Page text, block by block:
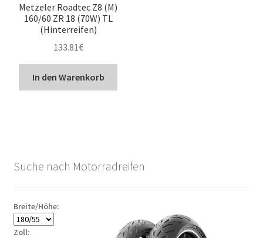
Metzeler Roadtec Z8 (M)
160/60 ZR 18 (70W) TL
(Hinterreifen)
133.81€
In den Warenkorb
Suche nach Motorradreifen
Breite/Höhe:
Zoll: